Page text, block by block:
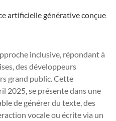
artificielle générative conçue
inclusive, répondant à
des développeurs
grand public. Cette
2025, se présente dans une
de générer du texte, des
vocale ou écrite via un